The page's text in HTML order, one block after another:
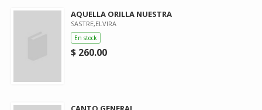
AQUELLA ORILLA NUESTRA
SASTRE,ELVIRA
En stock
$ 260.00